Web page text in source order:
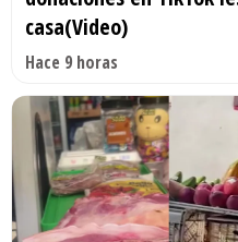
casa(Video)
Hace 9 horas